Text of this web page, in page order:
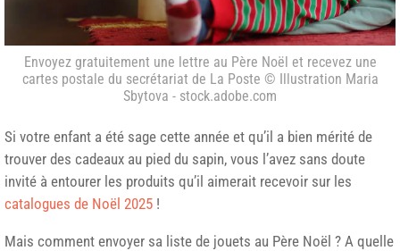
Envoyez gratuitement une lettre au Père Noël et recevez une
cartes postale du secrétariat de La Poste © Illustration Maria
Sbytova - stock.adobe.com
Si votre enfant a été sage cette année et qu’il a bien mérité de
trouver des cadeaux au pied du sapin, vous l’avez sans doute
invité à entourer les produits qu’il aimerait recevoir sur les
catalogues de Noël 2025 !
Mais comment envoyer sa liste de jouets au Père Noël ? A quelle